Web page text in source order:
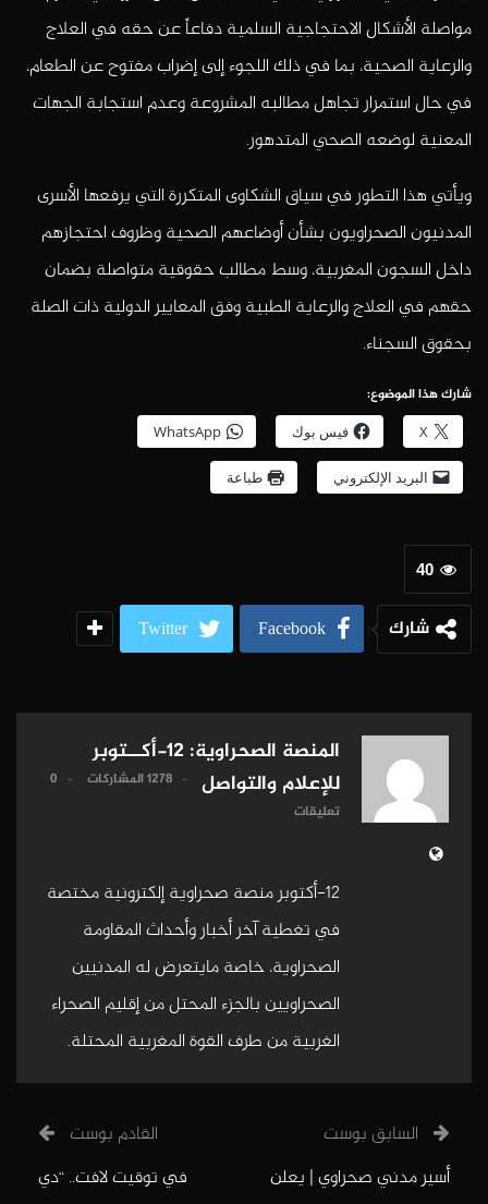
مواصلة الأشكال الاحتجاجية السلمية دفاعاً عن حقه في العلاج
والرعاية الصحية، بما في ذلك اللجوء إلى إضراب مفتوح عن الطعام،
في حال استمرار تجاهل مطالبه المشروعة وعدم استجابة الجهات
المعنية لوضعه الصحي المتدهور.
ويأتي هذا التطور في سياق الشكاوى المتكررة التي يرفعها الأسرى
المدنيون الصحراويون بشأن أوضاعهم الصحية وظروف احتجازهم
داخل السجون المغربية، وسط مطالب حقوقية متواصلة بضمان
حقهم في العلاج والرعاية الطبية وفق المعايير الدولية ذات الصلة
بحقوق السجناء.
شارك هذا الموضوع:
X فيس بوك WhatsApp
البريد الإلكتروني طباعة
40
شارك Facebook
Twitter
المنصة الصحراوية: 12-أكــتوبر
للإعلام والتواصل
1278 المشاركات
0
تعليقات
12-أكتوبر منصة صحراوية إلكترونية مختصة
في تغطية آخر أخبار وأحداث المقاومة
الصحراوية، خاصة مايتعرض له المدنيين
الصحراويين بالجزء المحتل من إقليم الصحراء
الغربية من طرف القوة المغربية المحتلة.
السابق بوست
أسير مدني صحراوي | يعلن
القادم بوست
في توقيت لافت.. “دي